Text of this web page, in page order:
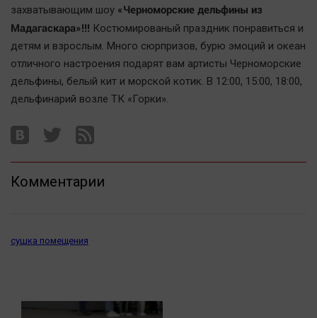
захватывающим шоу «Черноморские дельфины из
Мадагаскара»!!! Костюмированый праздник понравиться и
детям и взрослым. Много сюрпризов, бурю эмоций и океан
отличного настроения подарят вам артисты Черноморские
дельфины, белый кит и морской котик. В 12:00, 15:00, 18:00,
дельфинарий возле ТК «Горки».
Комментарии
сушка помещения